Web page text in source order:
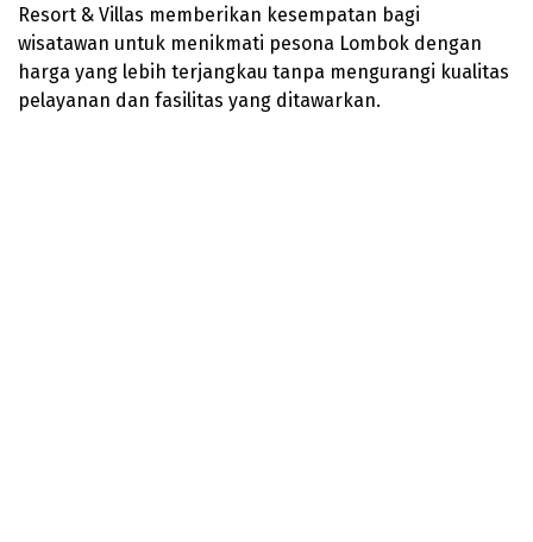
Resort & Villas memberikan kesempatan bagi
wisatawan untuk menikmati pesona Lombok dengan
harga yang lebih terjangkau tanpa mengurangi kualitas
pelayanan dan fasilitas yang ditawarkan.